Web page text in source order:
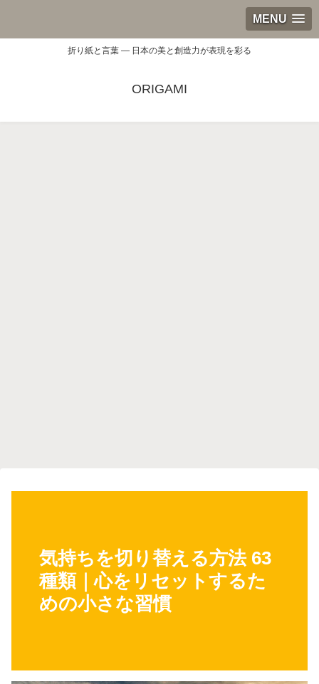
MENU
折り紙と言葉 — 日本の美と創造力が表現を彩る
ORIGAMI
気持ちを切り替える方法 63
種類｜心をリセットするた
めの小さな習慣